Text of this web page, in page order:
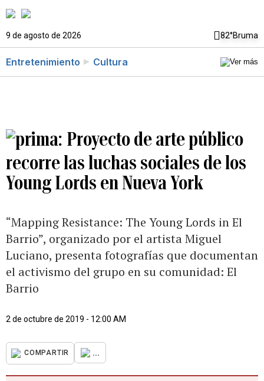
9 de agosto de 2026 82°Bruma
Entretenimiento Cultura
Proyecto de arte público
recorre las luchas sociales de los
Young Lords en Nueva York
“Mapping Resistance: The Young Lords in El
Barrio”, organizado por el artista Miguel
Luciano, presenta fotografías que documentan
el activismo del grupo en su comunidad: El
Barrio
2 de octubre de 2019 - 12:00 AM
COMPARTIR ...